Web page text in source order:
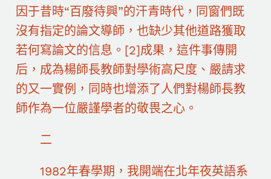
因于昔時“百廢待興”的汗青時代，同窗們既
沒有指定的論文導師，也缺少其他道路獲取
若何寫論文的信息。[2]成果，這件事傳開
后，成為楊師長教師對學術高尺度、嚴請求
的又一實例，同時也增添了人們對楊師長教
師作為一位嚴謹學者的敬畏之心。
二
1982年春學期，我開端在北年夜英語系